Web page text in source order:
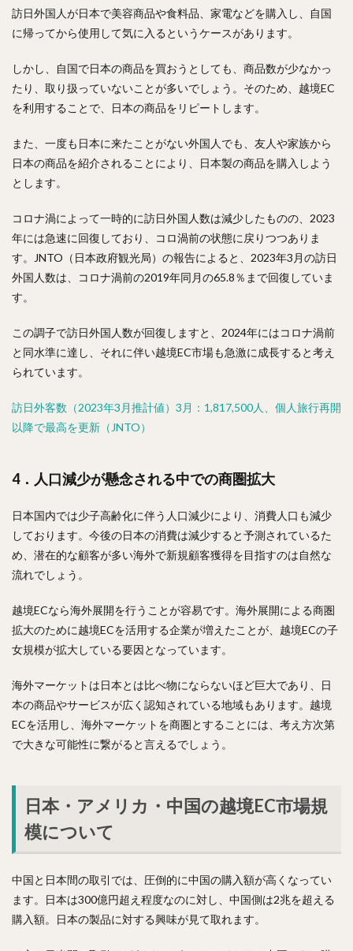
訪日外国人が日本で美容商品や食料品、家電などを購入し、自国
に帰ってから使用して気に入るというケースがあります。
しかし、自国で日本の商品を買おうとしても、商品数が少なかっ
たり、取り扱っていないことが多いでしょう。そのため、越境EC
を利用することで、日本の商品をリピートします。
また、一度も日本に来たことがない外国人でも、友人や家族から
日本の商品を紹介されることにより、日本製の商品を購入しよう
とします。
コロナ渦によって一時的に訪日外国人数は減少したものの、2023
年には急速に回復しており、コロ渦前の状態に戻りつつありま
す。JNTO（日本政府観光局）の報告によると、2023年3月の訪日
外国人数は、コロナ渦前の2019年同月の65.8％まで回復していま
す。
この調子で訪日外国人数が回復しますと、2024年にはコロナ渦前
と同水準に達し、それに伴い越境EC市場も急激に成長すると考え
られています。
訪日外客数（2023年3月推計値）3月：1,817,500人、個人旅行再開
以降で最高を更新（JNTO）
4．人口減少が懸念される中での商圏拡大
日本国内では少子高齢化に伴う人口減少により、消費人口も減少
しております。今後の日本の消費は減少すると予測されているた
め、潜在的な顧客が多い海外で新規顧客獲得を目指すのは自然な
流れでしょう。
越境ECなら海外展開を行うことが容易です。海外展開による商圏
拡大のために越境ECを活用する企業が増えたことが、越境ECの子
女規模が拡大している要因となっています。
海外マーケットは日本とは比べ物にならないほど巨大であり、日
本の商品やサービスが広く認知されている地域もあります。越境
ECを活用し、海外マーケットを商圏とすることには、考え方次第
で大きな可能性に繋がると言えるでしょう。
日本・アメリカ・中国の越境EC市場規
模について
中国と日本間の取引では、圧倒的に中国の購入額が高くなってい
ます。日本は300億円超え程度なのに対し、中国側は2兆を超える
購入額。日本の製品に対する興味が見て取れます。